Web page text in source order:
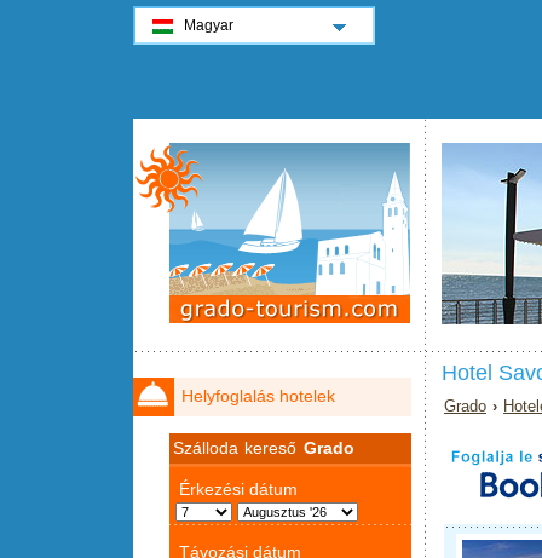
Hotel
Grado ›
Helyfoglalás hotelek
Szálloda kereső Grado
Magyar